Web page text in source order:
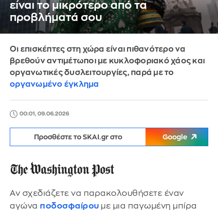
είναι το μικρότερο από τα
προβλήματά σου
Οι επισκέπτες στη χώρα είναι πιθανότερο να
βρεθούν αντιμέτωποι με κυκλοφοριακό χάος και
οργανωτικές δυσλειτουργίες, παρά με το
οργανωμένο έγκλημα
00:01, 09.06.2026
Προσθέστε το SKAI.gr στο Google
Αν σχεδιάζετε να παρακολουθήσετε έναν
αγώνα ποδοσφαίρου με μια παγωμένη μπίρα